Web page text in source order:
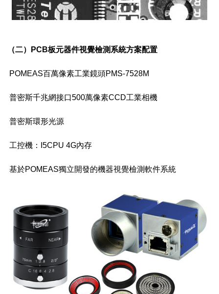
（二）PCB板元器件視覺檢測系統方案配置
POMEAS百萬像素工業鏡頭PMS-7528M
普密斯千兆網接口500萬像素CCD工業相機
普密斯環形光源
工控機：I5CPU 4G內存
基於POMEAS獨立開發的機器視覺檢測軟件系統